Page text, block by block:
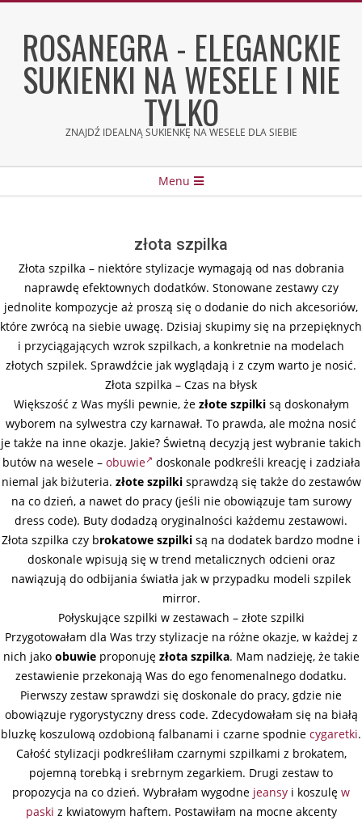
contentROSANEGRA - ELEGANCKIE
SUKIENKI NA WESELE I NIE
TYLKO
ZNAJDŹ IDEALNĄ SUKIENKĘ NA WESELE DLA SIEBIE
Menu
złota szpilka
Złota szpilka – niektóre stylizacje wymagają od nas dobrania
naprawdę efektownych dodatków. Stonowane zestawy czy
jednolite kompozycje aż proszą się o dodanie do nich akcesoriów,
które zwrócą na siebie uwagę. Dzisiaj skupimy się na przepięknych
i przyciągających wzrok szpilkach, a konkretnie na modelach
złotych szpilek. Sprawdźcie jak wyglądają i z czym warto je nosić.
Złota szpilka – Czas na błysk
Większość z Was myśli pewnie, że złote szpilkisą doskonałym
wyborem na sylwestra czy karnawał. To prawda, ale można nosić
je także na inne okazje. Jakie? Świetną decyzją jest wybranie takich
butów na wesele – obuwie
doskonale podkreśli kreację i zadziała
niemal jak biżuteria. złote szpilkisprawdzą się także do zestawów
na co dzień, a nawet do pracy (jeśli nie obowiązuje tam surowy
dress code). Buty dodadzą oryginalności każdemu zestawowi.
Złota szpilka czy brokatowe szpilki są na dodatek bardzo modne i
doskonale wpisują się w trend metalicznych odcieni oraz
nawiązują do odbijania światła jak w przypadku modeli szpilek
mirror.
Połyskujące szpilki w zestawach – złote szpilki
Przygotowałam dla Was trzy stylizacje na różne okazje, w każdej z
nich jako obuwieproponuję złota szpilka. Mam nadzieję, że takie
zestawienie przekonają Was do ego fenomenalnego dodatku.
Pierwszy zestaw sprawdzi się doskonale do pracy, gdzie nie
obowiązuje rygorystyczny dress code. Zdecydowałam się na białą
bluzkę koszulową ozdobioną falbanami i czarne spodnie cygaretki.
Całość stylizacji podkreśliłam czarnymi szpilkami z brokatem,
pojemną torebką i srebrnym zegarkiem. Drugi zestaw to
propozycja na co dzień. Wybrałam wygodne jeansy i koszulę w
paski z kwiatowym haftem. Postawiłam na mocne akcenty